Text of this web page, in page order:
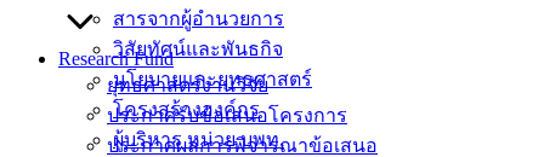
สารจากผู้อำนวยการ
วิสัยทัศน์และพันธกิจ
นโยบายและยุทธศาสตร์
โครงสร้างองค์กร
ผู้บริหาร หน่วย บพท.
Research Fund
ยุทธศาสตร์งานวิจัย
ประกาศรับข้อเสนอโครงการ
ประกาศผลการพิจารณาข้อเสนอ